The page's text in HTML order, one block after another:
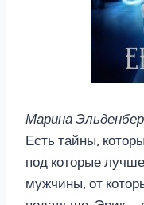
Марина
Есть тайны,
под которые
мужчины, от